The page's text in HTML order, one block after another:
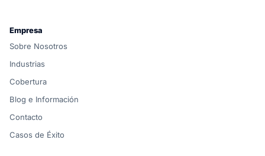
Empresa
Sobre Nosotros
Industrias
Cobertura
Blog e Información
Contacto
Casos de Éxito